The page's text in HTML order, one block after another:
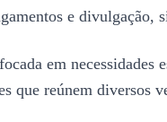
e
em
que reúnem